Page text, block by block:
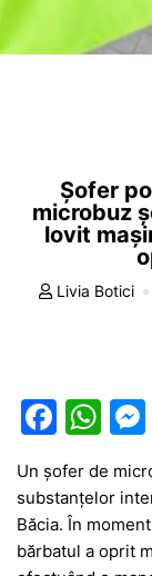
Șofer
microbuz
lovit
Livia Botici
F
a
c
e
b
W
at
s
A
Un șofer de
substanțelor
Băcia. În
bărbatul a oprit